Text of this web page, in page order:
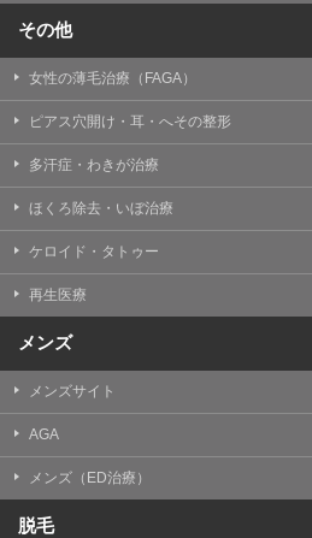
その他
女性の薄毛治療（FAGA）
ピアス穴開け・耳・へその整形
多汗症・わきが治療
ほくろ除去・いぼ治療
ケロイド・タトゥー
再生医療
メンズ
メンズサイト
AGA
メンズ（ED治療）
脱毛